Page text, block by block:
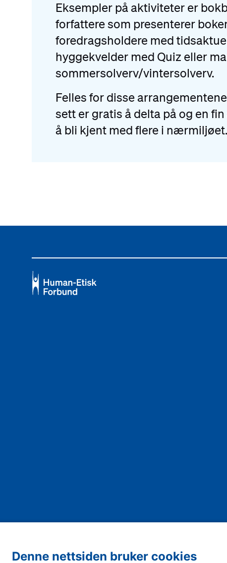
Eksempler på aktiviteter er
forfattere som presenterer
foredragsholdere med
hyggekvelder med Quiz eller
sommersolverv/vintersolverv.
Felles for disse
sett er gratis å delta på og en
å bli kjent med flere i nærmiljøet.
Denne nettsiden bruker cookies